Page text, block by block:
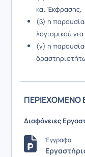
και Έκφρασης,
(β) η
λογισμικού
(γ) η
ΠΕΡΙΕΧΟΜΕΝΟ
Διαφάνειες
Έγγραφα